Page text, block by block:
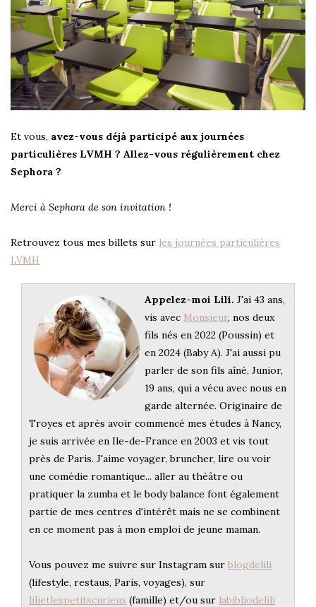
Et vous, avez-vous déjà participé aux journées
particulières LVMH ? Allez-vous régulièrement chez
Sephora ?
Merci à Sephora de son invitation !
Retrouvez tous mes billets sur les journées particulières
LVMH
Appelez-moi Lili. J'ai 43 ans,
vis avec Monsieur, nos deux
fils nés en 2022 (Poussin) et
en 2024 (Baby A). J'ai aussi pu
parler de son fils aîné, Junior,
19 ans, qui a vécu avec nous en
garde alternée. Originaire de
Troyes et après avoir commencé mes études à Nancy,
je suis arrivée en Ile-de-France en 2003 et vis tout
près de Paris. J'aime voyager, bruncher, lire ou voir
une comédie romantique... aller au théâtre ou
pratiquer la zumba et le body balance font également
partie de mes centres d'intérêt mais ne se combinent
en ce moment pas à mon emploi de jeune maman.
Vous pouvez me suivre sur Instagram sur blogdelili
(lifestyle, restaus, Paris, voyages), sur
lilietlespetitscurieux (famille) et/ou sur labibliodelili